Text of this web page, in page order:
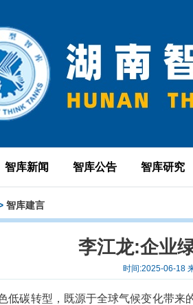
智库新闻 智库公告 智库研究
智库建言
李江龙:企业
时间:2025-06-18
低碳转型，既源于全球气候变化带来